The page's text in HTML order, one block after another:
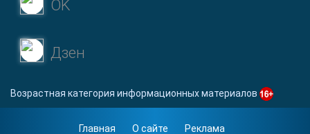
OK
Дзен
Возрастная категория информационных материалов
Главная О сайте Реклама